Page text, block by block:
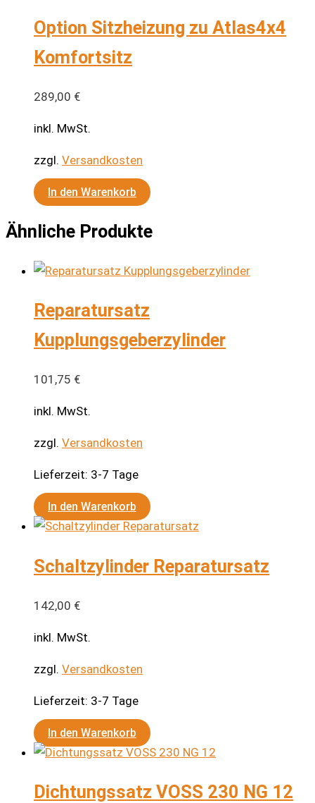
Option Sitzheizung zu Atlas4x4
Komfortsitz
289,00 €
inkl. MwSt.
zzgl. Versandkosten
In den Warenkorb
Ähnliche Produkte
Reparatursatz
Kupplungsgeberzylinder
101,75 €
inkl. MwSt.
zzgl. Versandkosten
Lieferzeit: 3-7 Tage
In den Warenkorb
Schaltzylinder Reparatursatz
142,00 €
inkl. MwSt.
zzgl. Versandkosten
Lieferzeit: 3-7 Tage
In den Warenkorb
Dichtungssatz VOSS 230 NG 12